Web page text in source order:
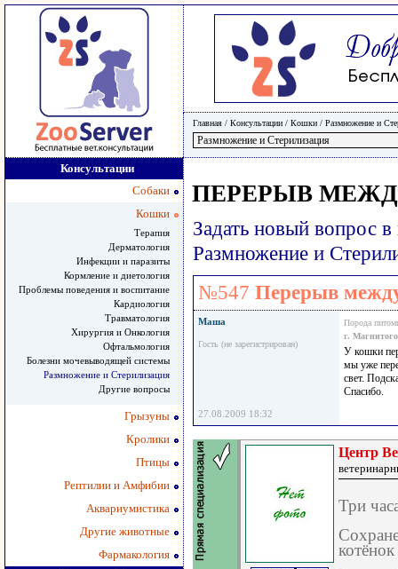
Главная / Консультации / Кошки / Размножение и
Консультации
Собаки
Кошки
Терапия
Дерматология
Инфекции и паразиты
Кормление и диетология
Проблемы поведения и воспитание
Кардиология
Травматология
Хирургия и Онкология
Офтальмология
Болезни мочевыводящей системы
Размножение и Стерилизация
Другие вопросы
Грызуны
Кролики
Птицы
Рептилии и Амфибии
Аквариумистика
Другие животные
Фармакология
ПЕРЕРЫВ
Задать новый вопрос
Размножение и
№547 Перерыв
Маша
Гость (не зарегистрирован)
Порода
г.
У кошки
мы уже
свет.
Спасибо.
27.08.2009 18:32
Центр
Три